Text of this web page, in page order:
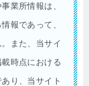
業所情報は、
報であって、
また、当サイ
時点における
り、当サイト